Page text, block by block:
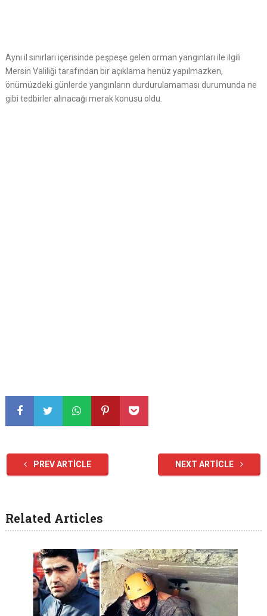
Aynı il sınırları içerisinde peşpeşe gelen orman yangınları ile ilgili
Mersin Valiliği tarafından bir açıklama henüz yapılmazken,
önümüzdeki günlerde yangınların durdurulamaması durumunda ne
gibi tedbirler alınacağı merak konusu oldu.
PREV ARTICLE NEXT ARTICLE
Related Articles